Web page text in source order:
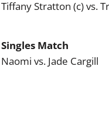
Tiffany Stratton (c) vs.
Singles Match
Naomi vs. Jade Cargill